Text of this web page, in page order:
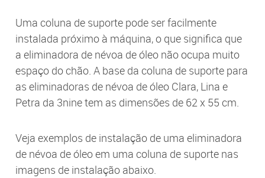
Uma coluna de suporte pode ser facilmente
instalada próximo à máquina, o que significa que
a eliminadora de névoa de óleo não ocupa muito
espaço do chão. A base da coluna de suporte para
as eliminadoras de névoa de óleo Clara, Lina e
Petra da 3nine tem as dimensões de 62 x 55 cm.
Veja exemplos de instalação de uma eliminadora
de névoa de óleo em uma coluna de suporte nas
imagens de instalação abaixo.